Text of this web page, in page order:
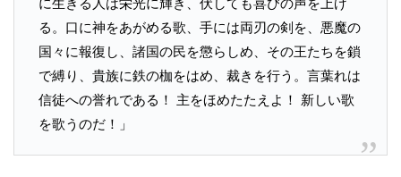
に生きる人は栄光に輝き、伏しても喜びの声を上げ
る。口に神をあがめる歌、手には両刃の剣を、悪魔の
国々に報復し、諸国の民を懲らしめ、その王たちを鎖
で縛り、貴族に鉄の枷をはめ、裁きを行う。言葉れは
信徒への誉れである！ 主をほめたたえよ！ 新しい歌
を歌うのだ！」